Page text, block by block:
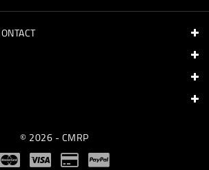
© 2026 - CMRP